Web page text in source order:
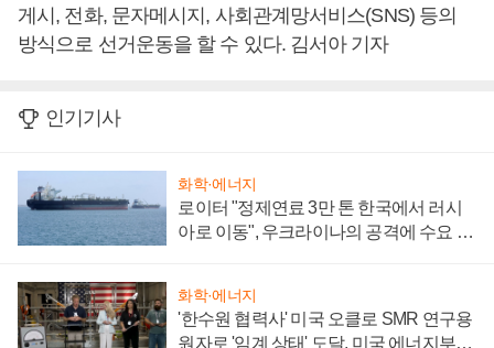
게시, 전화, 문자메시지, 사회관계망서비스(SNS) 등의
방식으로 선거운동을 할 수 있다. 김서아 기자
인기기사
화학·에너지
로이터 "정제연료 3만 톤 한국에서 러시
아로 이동", 우크라이나의 공격에 수요 늘
화학·에너지
'한수원 협력사' 미국 오클로 SMR 연구용
원자로 '임계 상태' 도달, 미국 에너지부